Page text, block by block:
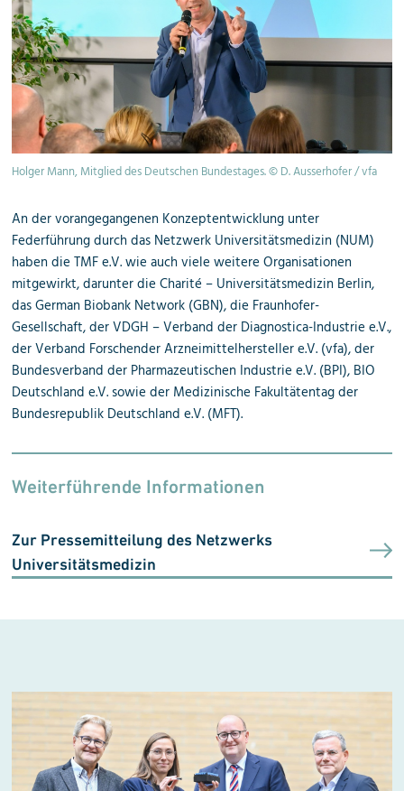
Holger Mann, Mitglied des Deutschen Bundestages. © D. Ausserhofer / vfa
An der vorangegangenen Konzeptentwicklung unter
Federführung durch das Netzwerk Universitätsmedizin (NUM)
haben die TMF e.V. wie auch viele weitere Organisationen
mitgewirkt,darunter dieCharité – Universitätsmedizin Berlin,
dasGerman Biobank Network (GBN), die Fraunhofer-
Gesellschaft, derVDGH – Verband der Diagnostica-Industrie e.V.,
derVerband Forschender Arzneimittelhersteller e.V. (vfa), der
Bundesverband der Pharmazeutischen Industrie e.V. (BPI), BIO
Deutschland e.V. sowie der Medizinische Fakultätentag der
Bundesrepublik Deutschland e.V. (MFT).
Weiterführende Informationen
Zur Pressemitteilung des Netzwerks
Universitätsmedizin